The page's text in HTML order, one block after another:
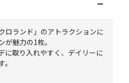
ロランド」のアトラクションに
が魅力の1枚。
に取り入れやすく、デイリーに